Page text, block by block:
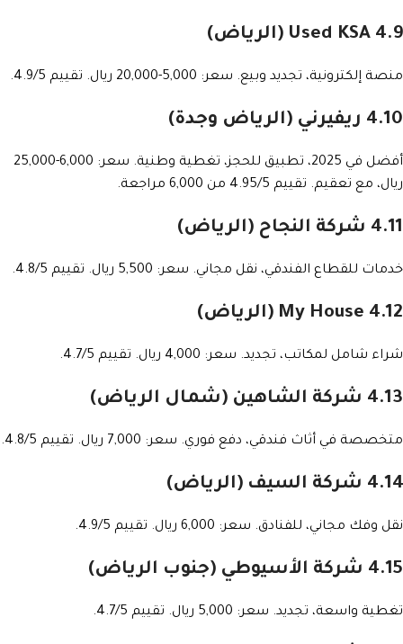
4.9 Used KSA (الرياض)
منصة إلكترونية، تجديد وبيع. سعر: 5,000-20,000 ريال. تقييم 4.9/5.
4.10 ريفيرني (الرياض وجدة)
أفضل في 2025، تطبيق للحجز، تغطية وطنية. سعر: 6,000-25,000
ريال، مع تعقيم. تقييم 4.95/5 من 6,000 مراجعة.
4.11 شركة النجاح (الرياض)
خدمات للقطاع الفندقي، نقل مجاني. سعر: 5,500 ريال. تقييم 4.8/5.
4.12 My House (الرياض)
شراء شامل لمكاتب، تجديد. سعر: 4,000 ريال. تقييم 4.7/5.
4.13 شركة الشاهين (شمال الرياض)
متخصصة في أثاث فندقي، دفع فوري. سعر: 7,000 ريال. تقييم 4.8/5.
4.14 شركة السيف (الرياض)
نقل وفك مجاني، للفنادق. سعر: 6,000 ريال. تقييم 4.9/5.
4.15 شركة الأسيوطي (جنوب الرياض)
تغطية واسعة، تجديد. سعر: 5,000 ريال. تقييم 4.7/5.